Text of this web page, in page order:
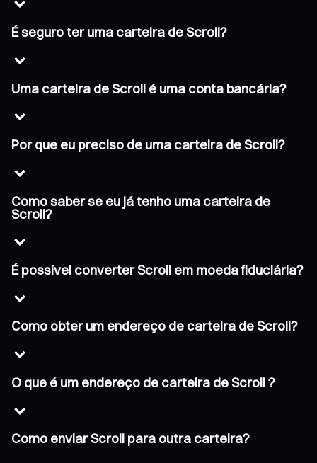
É seguro ter uma carteira de Scroll?
Uma carteira de Scroll é uma conta bancária?
Por que eu preciso de uma carteira de Scroll?
Como saber se eu já tenho uma carteira de
Scroll?
É possível converter Scroll em moeda fiduciária?
Como obter um endereço de carteira de Scroll?
O que é um endereço de carteira de Scroll ?
Como enviar Scroll para outra carteira?